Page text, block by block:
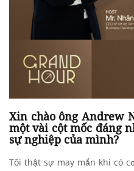
Xin chào ông Andrew
một vài cột mốc đáng
sự nghiệp của mình?
Tôi thật sự may mắn khi có